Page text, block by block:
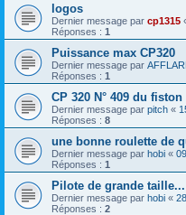
logos
Dernier message par cp1315
Réponses : 1
Puissance max CP320
Dernier message par
Réponses : 1
CP 320 N° 409 du fiston
Dernier message par pitch «
Réponses : 8
une bonne roulette de
Dernier message par hobi «
Réponses : 1
Pilote de grande taille...
Dernier message par hobi «
Réponses : 2